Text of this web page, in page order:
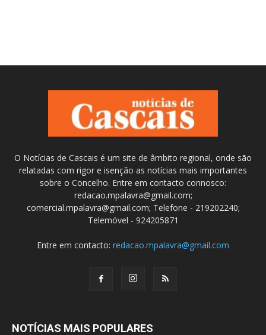
O Notícias de Cascais é um site de âmbito regional, onde são
relatadas com rigor e isenção as notícias mais importantes
sobre o Concelho. Entre em contacto connosco:
redacao.mpalavra@gmail.com;
comercial.mpalavra@gmail.com; Telefone - 219202240;
Telemóvel - 924205871
Entre em contacto: redacao.mpalavra@gmail.com
NOTÍCIAS MAIS POPULARES